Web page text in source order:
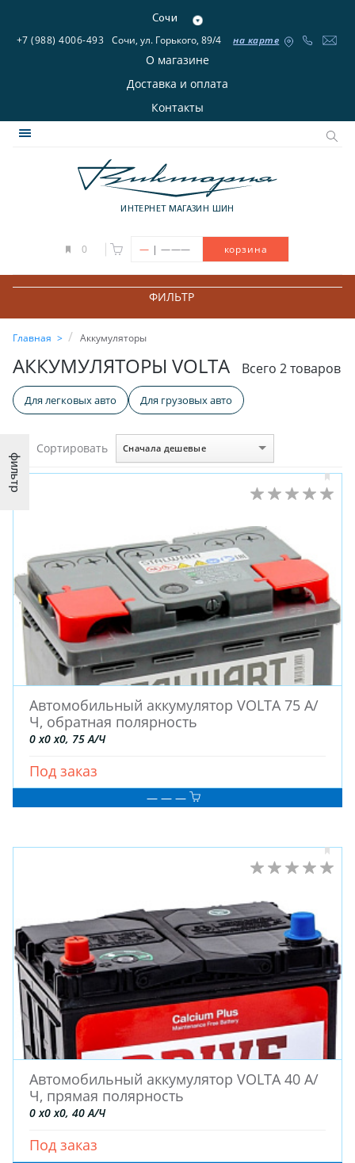
Сочи
+7 (988) 4006-493 Сочи, ул. Горького, 89/4 на карте
О магазине
Доставка и оплата
Контакты
ИНТЕРНЕТ МАГАЗИН ШИН
0 — | ——— корзина
ЗИМНИЕ
ЛЕТНИЕ
ВСЕСЕЗОННЫЕ
ДЛЯ ГРУЗОВЫХ АВТО
ДЛЯ СПЕЦТЕХНИКИ
ФИЛЬТР
Главная Аккумуляторы
АККУМУЛЯТОРЫ VOLTA Всего 2 товаров
Для легковых авто Для грузовых авто
фильтр
Сортировать Сначала дешевые
Автомобильный аккумулятор VOLTA 75 А/
Ч, обратная полярность
0 x0 x0, 75 А/Ч
Под заказ
— — —
Автомобильный аккумулятор VOLTA 40 А/
Ч, прямая полярность
0 x0 x0, 40 А/Ч
Под заказ